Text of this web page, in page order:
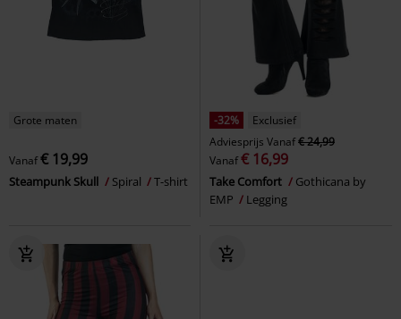
Grote maten
Vanaf€ 19,99
Steampunk Skull Spiral T-shirt
-32%
Exclusief
Adviesprijs Vanaf€ 24,99
Vanaf€ 16,99
Take Comfort
Gothicana by
EMP
Legging